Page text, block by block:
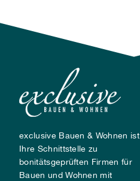
exclusive Bauen & Wohnen ist
Ihre Schnittstelle zu
bonitätsgeprüften Firmen für
Bauen und Wohnen mit